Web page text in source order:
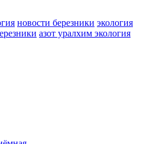
новости березники экология
азот уралхим экология